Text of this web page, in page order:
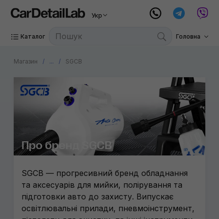
Укр
Каталог Головна
Магазин ... SGCB
Про бренд SGCB
SGCB — прогресивний бренд обладнання
та аксесуарів для мийки, полірування та
підготовки авто до захисту. Випускає
освітлювальні прилади, пневмоінструмент,
Mariner
Fiac
Gyeon
CarPro
Triens
Ручний